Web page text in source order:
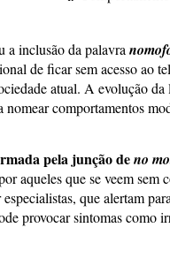
inclusão da palavra
de ficar sem acesso ao
atual. A evolução
comportamentos
pela junção deno
aqueles que se veem sem
que alertam
provocar sintomas como